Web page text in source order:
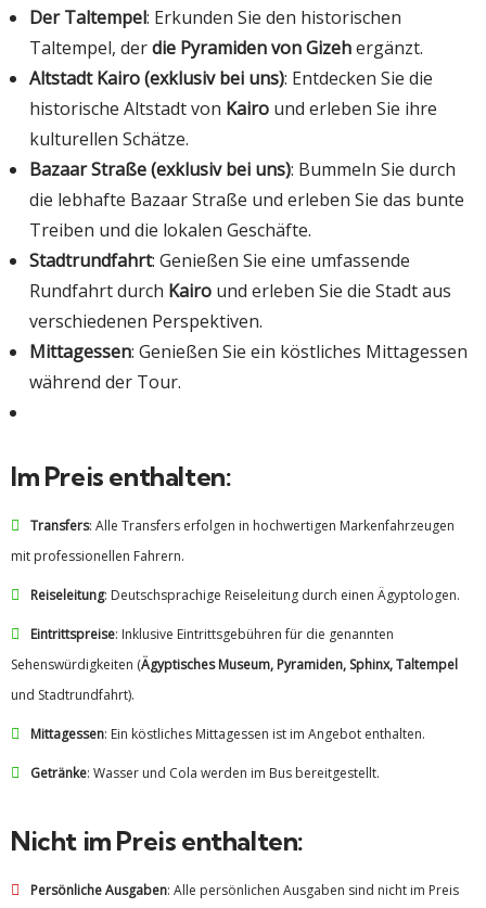
Der Taltempel: Erkunden Sie den historischen
Taltempel, derdie Pyramiden von Gizehergänzt.
Altstadt Kairo (exklusiv bei uns): Entdecken Sie die
historische Altstadt von Kairo und erleben Sie ihre
kulturellen Schätze.
Bazaar Straße (exklusiv bei uns): Bummeln Sie durch
die lebhafte Bazaar Straße und erleben Sie das bunte
Treiben und die lokalen Geschäfte.
Stadtrundfahrt: Genießen Sie eine umfassende
Rundfahrt durch Kairo und erleben Sie die Stadt aus
verschiedenen Perspektiven.
Mittagessen: Genießen Sie ein köstliches Mittagessen
während der Tour.
Im Preis enthalten:
Transfers: Alle Transfers erfolgen in hochwertigen Markenfahrzeugen
mit professionellen Fahrern.
Reiseleitung: Deutschsprachige Reiseleitung durch einen Ägyptologen.
Eintrittspreise: Inklusive Eintrittsgebühren für die genannten
Sehenswürdigkeiten (Ägyptisches Museum, Pyramiden, Sphinx, Taltempel
und Stadtrundfahrt).
Mittagessen: Ein köstliches Mittagessen ist im Angebot enthalten.
Getränke: Wasser und Cola werden im Bus bereitgestellt.
Nicht im Preis enthalten:
Persönliche Ausgaben: Alle persönlichen Ausgaben sind nicht im Preis